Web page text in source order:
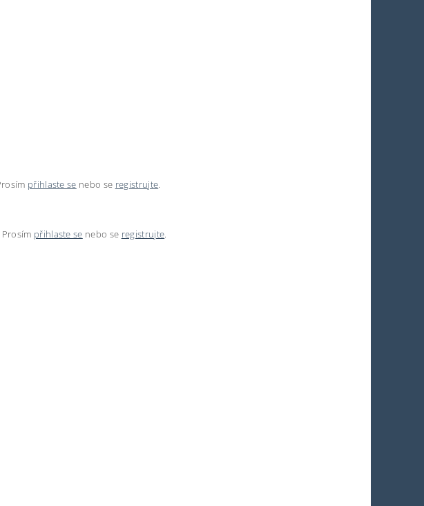
přihlaste se nebo se registrujte.
přihlaste se nebo se registrujte.